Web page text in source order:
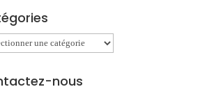
nous